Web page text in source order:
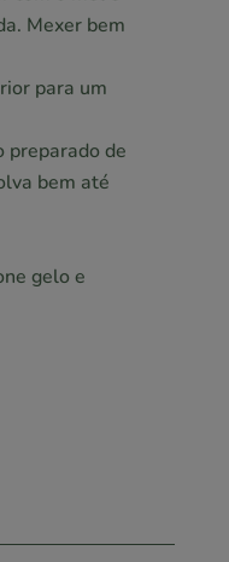
Mexer bem
para um
preparado de
bem até
gelo e